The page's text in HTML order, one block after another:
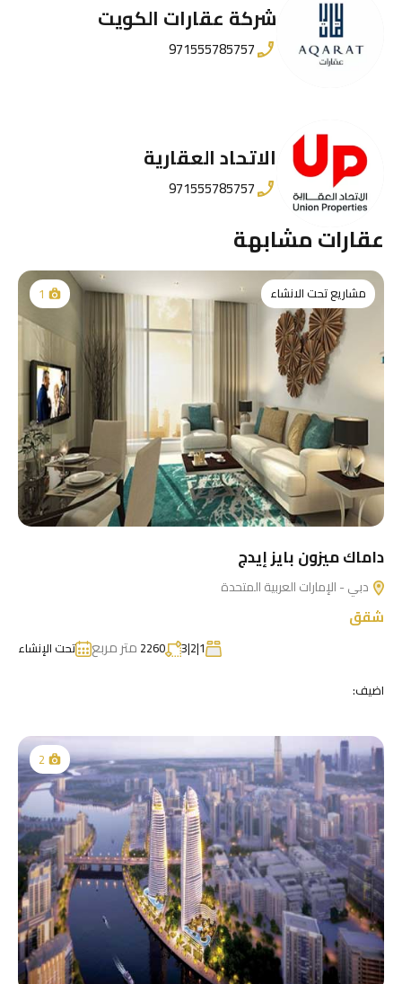
شركة عقارات الكويت
971555785757
الاتحاد العقارية
971555785757
عقارات مشابهة
مشاريع تحت الانشاء 1
داماك ميزون بايز إيدج
دبي - الإمارات العربية المتحدة
شقق
1|2|3
2260 متر مربع
تحت الإنشاء
اضيف:
2